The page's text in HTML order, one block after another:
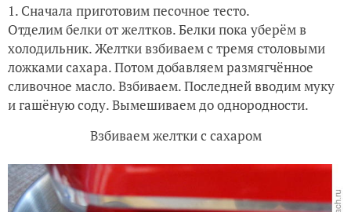
1. Сначала приготовим песочное тесто.
Отделим белки от желтков. Белки пока уберём в
холодильник. Желтки взбиваем с тремя столовыми
ложками сахара. Потом добавляем размягчённое
сливочное масло. Взбиваем. Последней вводим муку
и гашёную соду. Вымешиваем до однородности.
Взбиваем желтки с сахаром